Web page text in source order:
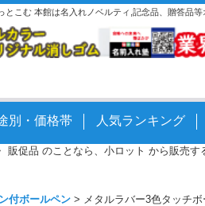
とこむ 本館は名入れノベルティ,記念品、贈答品
別・価格帯 人気ランキング
販促品 のことなら、小ロット から販
付ボールペン > メタルラバー3色タッチ